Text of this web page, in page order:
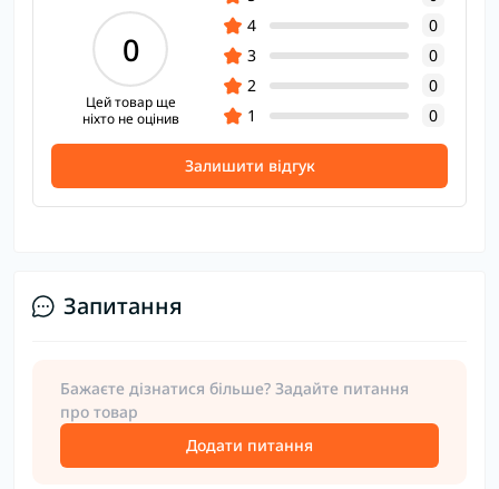
0
Цей товар ще
ніхто не оцінив
4
0
3
0
2
0
1
0
Залишити відгук
Запитання
Бажаєте дізнатися більше? Задайте питання
про товар
Додати питання